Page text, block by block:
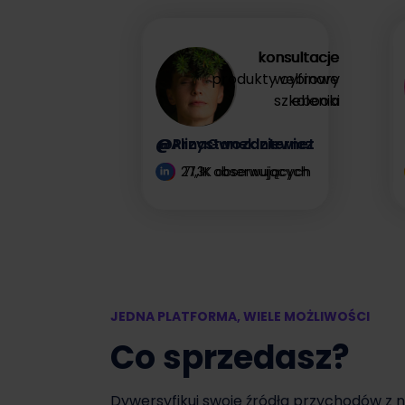
zysk
Zyskaj
konsultacje
webinary
ebooki
@PrzystanekInternet
71,3K obserwujących
konsultacje
produkty cyfrowe
szkolenia
@AlinaGwozdziewicz
27,1K obserwujących
JEDNA PLATFORMA, WIELE MOŻLIWOŚCI
Co sprzedasz?